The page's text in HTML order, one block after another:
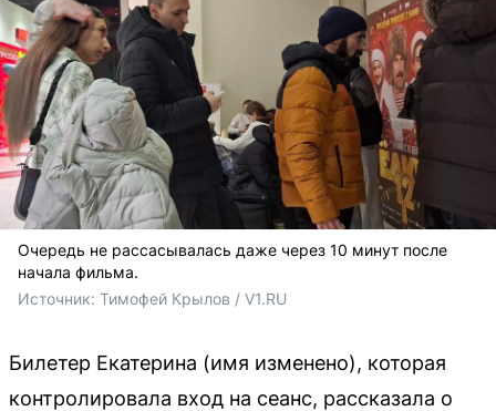
Очередь не рассасывалась даже через 10 минут после
начала фильма.
Источник: Тимофей Крылов / V1.RU
Билетер Екатерина (имя изменено), которая
контролировала вход на сеанс, рассказала о